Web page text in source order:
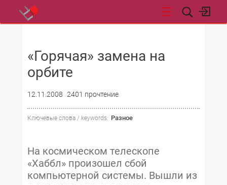
«Горячая» замена на
орбите
12.11.2008 2401 прочтение
Ключевые слова / keywords: Разное
На космическом телескопе
«Хаббл» произошел сбой
компьютерной системы. Вышли из